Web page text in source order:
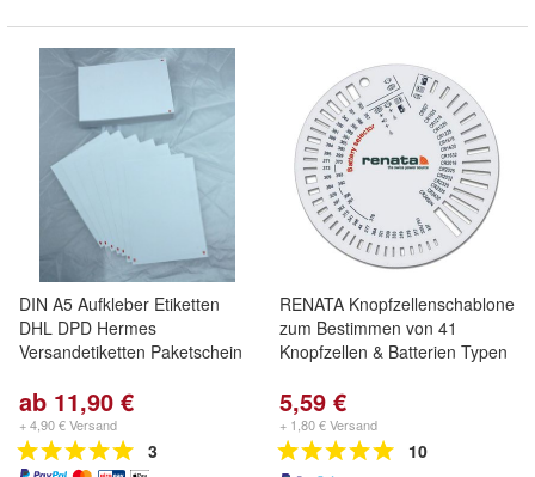
DIN A5 Aufkleber Etiketten
DHL DPD Hermes
Versandetiketten Paketschein
ab 11,90 €
+ 4,90 € Versand
3
RENATA Knopfzellenschablone
zum Bestimmen von 41
Knopfzellen & Batterien Typen
5,59 €
+ 1,80 € Versand
10